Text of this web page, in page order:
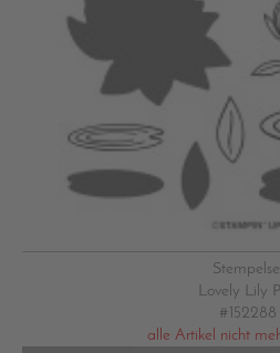
Lovely Lily
#152288
alle Artikel nicht